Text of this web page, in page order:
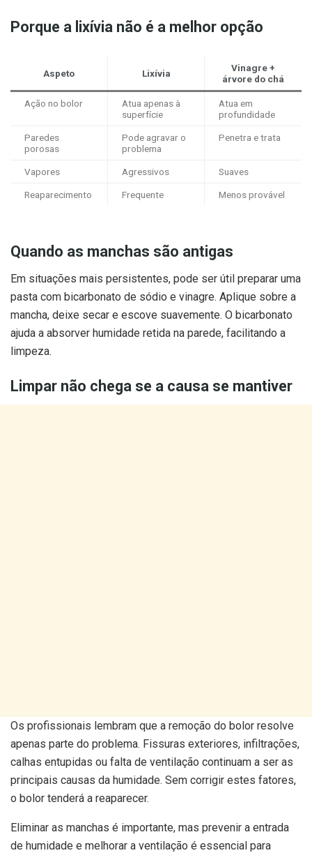
Porque a lixívia não é a melhor opção
Aspeto Lixívia
Vinagre +
árvore do chá
Ação no bolor
Atua apenas à
superfície
Atua em
profundidade
Paredes
porosas
Pode agravar o
problema
Penetra e trata
Vapores Agressivos Suaves
Reaparecimento Frequente Menos provável
Quando as manchas são antigas
Em situações mais persistentes, pode ser útil preparar uma
pasta com bicarbonato de sódio e vinagre. Aplique sobre a
mancha, deixe secar e escove suavemente. O bicarbonato
ajuda a absorver humidade retida na parede, facilitando a
limpeza.
Limpar não chega se a causa se mantiver
Os profissionais lembram que a remoção do bolor resolve
apenas parte do problema. Fissuras exteriores, infiltrações,
calhas entupidas ou falta de ventilação continuam a ser as
principais causas da humidade. Sem corrigir estes fatores,
o bolor tenderá a reaparecer.
Eliminar as manchas é importante, mas prevenir a entrada
de humidade e melhorar a ventilação é essencial para